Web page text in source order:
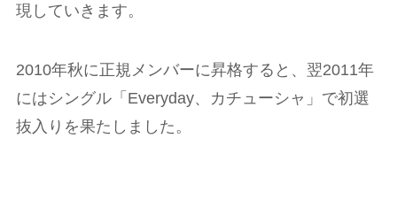
現していきます。
2010年秋に正規メンバーに昇格すると、翌2011年
にはシングル「Everyday、カチューシャ」で初選
抜入りを果たしました。